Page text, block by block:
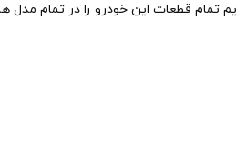
قطعات این خودرو را در تمام مدل